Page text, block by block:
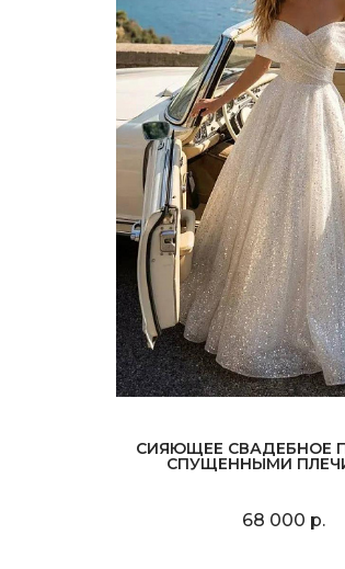
СИЯЮЩЕЕ СВАДЕБНОЕ
СПУЩЕННЫМИ
68 000 р.